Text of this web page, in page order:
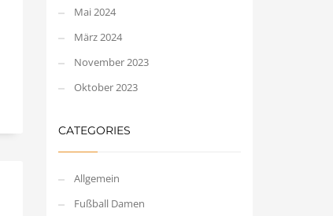
Mai 2024
März 2024
November 2023
Oktober 2023
CATEGORIES
Allgemein
Fußball Damen